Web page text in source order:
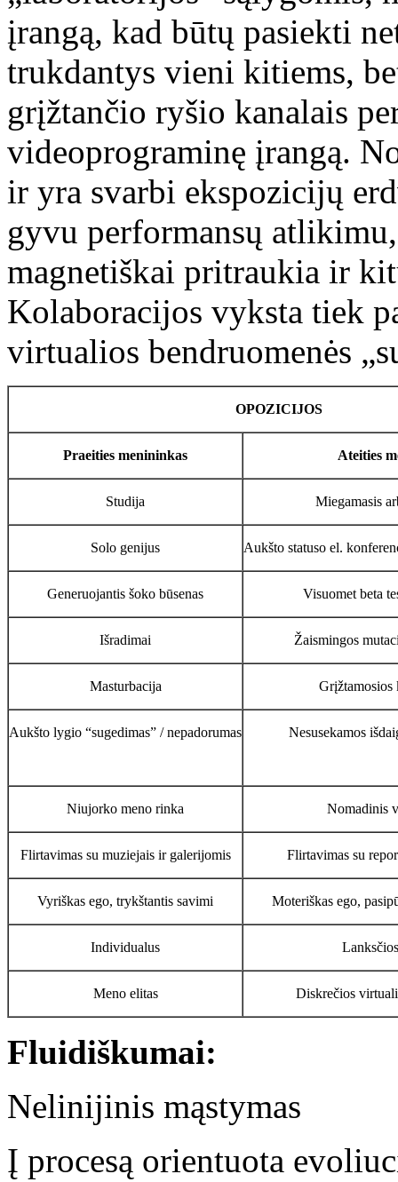
įrangą, kad būtų pasiekti
trukdantys vieni kitiems,
grįžtančio ryšio kanalais
videoprograminę įrangą.
ir yra svarbi ekspozicijų
gyvu performansų
magnetiškai pritraukia ir
Kolaboracijos vyksta tiek
virtualios bendruomenės
OPOZICIJOS
Praeities menininkas Ateities
Studija Miegamasis
Solo genijus Aukšto statuso el.
Generuojantis šoko būsenas Visuomet beta
Išradimai Žaismingos
Masturbacija Grįžtamosios
Aukšto lygio “sugedimas” / nepadorumas Nesusekamos
Niujorko meno rinka Nomadinis
Flirtavimas su muziejais ir galerijomis Flirtavimas su
Vyriškas ego, trykštantis savimi Moteriškas ego,
Individualus
Meno elitas Diskrečios
Fluidiškumai:
Nelinijinis mąstymas
Į procesą orientuota